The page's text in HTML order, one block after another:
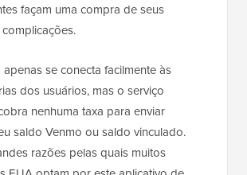
façam uma compra de seus
se conecta facilmente às
dos usuários, mas o serviço
nenhuma taxa para enviar
saldo Venmo ou saldo vinculado.
razões pelas quais muitos